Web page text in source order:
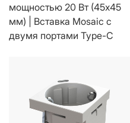
мощностью 20 Вт (45x45
мм) | Вставка Mosaic с
двумя портами Type-C